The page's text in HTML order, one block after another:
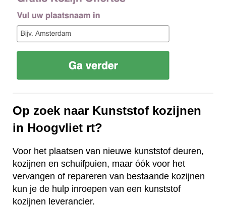
Op zoek naar Kunststof kozijnen
in Hoogvliet rt?
Voor het plaatsen van nieuwe kunststof deuren,
kozijnen en schuifpuien, maar óók voor het
vervangen of repareren van bestaande kozijnen
kun je de hulp inroepen van een kunststof
kozijnen leverancier.